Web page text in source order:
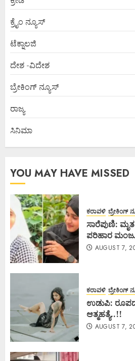
ಕ್ರೈಂ ನ್ಯೂಸ್
ಟೆಕ್ನಾಲಜಿ
ದೇಶ -ವಿದೇಶ
ಬ್ರೇಕಿಂಗ್ ನ್ಯೂಸ್
ರಾಜ್ಯ
ಸಿನಿಮಾ
YOU MAY HAVE MISSED
ಕರಾವಳಿ ಬ್ರೇಕಿಂಗ್
ಸಾರೆಪುಣಿ: ಮೃತ
ಪರಿಹಾರ
AUGUST 7,
ಕರಾವಳಿ ಬ್ರೇಕಿಂಗ್
ಉಡುಪಿ:
ಆತ್ಮಹತ್ಯೆ..!!
AUGUST 7,